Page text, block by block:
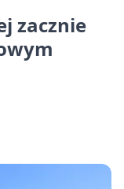
zacznie